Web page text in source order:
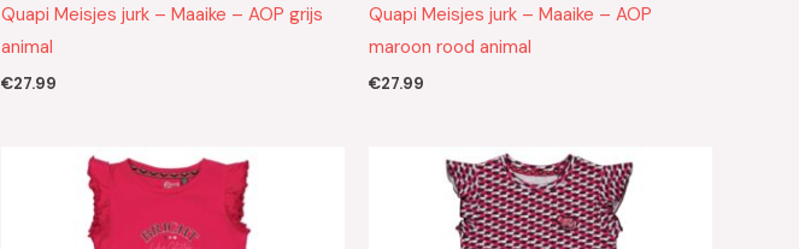
Quapi Meisjes jurk – Maaike – AOP grijs
animal
€27.99
Quapi Meisjes jurk – Maaike – AOP
maroon rood animal
€27.99